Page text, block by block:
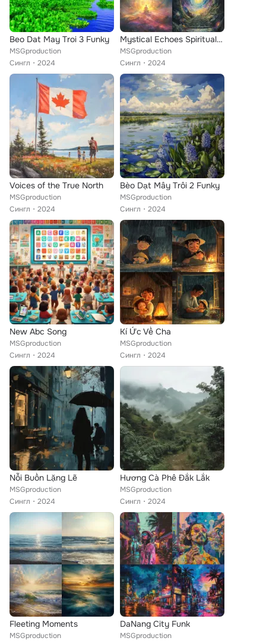
Beo Dat May Troi 3 Funky
MSGproduction
Сингл
2024
Mystical Echoes Spiritual Journey Meditation
MSGproduction
Сингл
2024
Voices of the True North
MSGproduction
Сингл
2024
Bèo Dạt Mây Trôi 2 Funky
MSGproduction
Сингл
2024
New Abc Song
MSGproduction
Сингл
2024
Kí Ức Về Cha
MSGproduction
Сингл
2024
Nỗi Buồn Lặng Lẽ
MSGproduction
Сингл
2024
Hương Cà Phê Đắk Lắk
MSGproduction
Сингл
2024
Fleeting Moments
MSGproduction
DaNang City Funk
MSGproduction